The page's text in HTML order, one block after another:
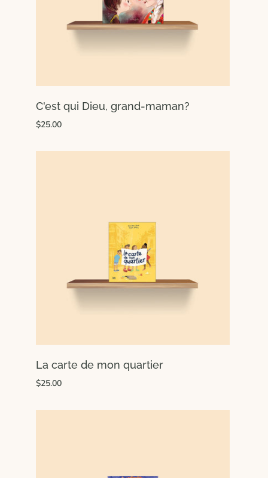
C'est qui Dieu, grand-maman?
$25.00
La carte de mon quartier
$25.00